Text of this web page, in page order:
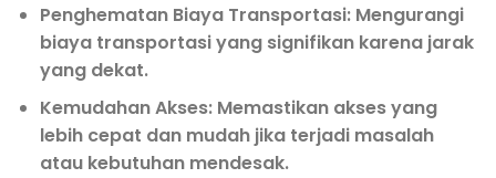
Penghematan Biaya Transportasi:Mengurangi
biaya transportasi yang signifikan karena jarak
yang dekat.
Kemudahan Akses:Memastikan akses yang
lebih cepat dan mudah jika terjadi masalah
atau kebutuhan mendesak.